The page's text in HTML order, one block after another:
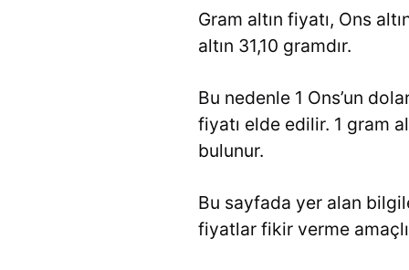
Gram altın fiyatı, Ons
altın 31,10 gramdır.
Bu nedenle 1 Ons’un
fiyatı elde edilir. 1 gram
bulunur.
Bu sayfada yer alan
fiyatlar fikir verme